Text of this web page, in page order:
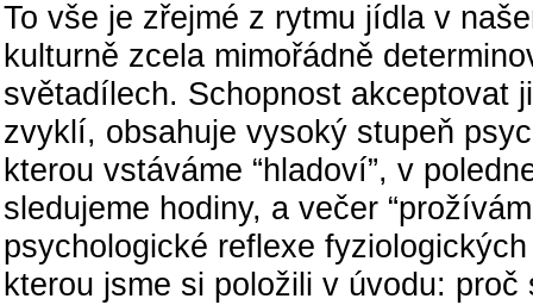
To vše je zřejmé z rytmu jídla v
kulturně zcela mimořádně
světadílech. Schopnost akceptovat
zvyklí, obsahuje vysoký stupeň
kterou vstáváme “hladoví”, v
sledujeme hodiny, a večer
psychologické reflexe
kterou jsme si položili v úvodu: